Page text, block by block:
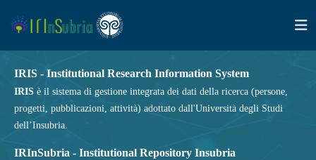
IRIS - Institutional Research Information System
IRIS è il sistema di gestione integrata dei dati della ricerca (persone,
progetti, pubblicazioni, attività) adottato dall'Università degli Studi
dell’Insubria.
IRInSubria - Institutional Repository Insubria